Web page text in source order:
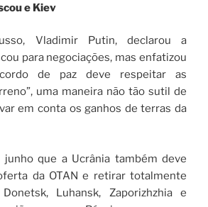
e Kiev
Vladimir Putin, declarou a
para negociações, mas enfatizou
de paz deve respeitar as
uma maneira não tão sutil de
em conta os ganhos de terras da
que a Ucrânia também deve
da OTAN e retirar totalmente
Luhansk, Zaporizhzhia e